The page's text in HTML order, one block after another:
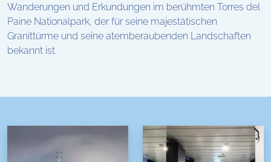
Wanderungen und Erkundungen im berühmten Torres del
Paine Nationalpark, der für seine majestätischen
Granittürme und seine atemberaubenden Landschaften
bekannt ist.